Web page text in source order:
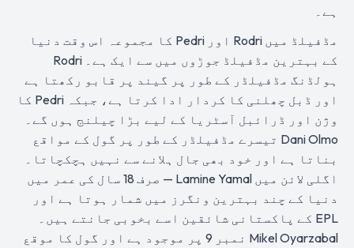
ہے۔
مڈفیلڈ میں Rodri اور Pedri کا مجموعہ اس وقت دنیا
کے بہترین مڈفیلڈ جوڑوں میں سے ایک ہے۔ Rodri
ہولڈنگ مڈفیلڈر کے طور پر گیند پر قابو رکھتا ہے
اور ڈبل چھلنی کا کردار ادا کرتا ہے، جبکہ Pedri کا
وژن اور ڈرائبل آسٹریا کے لیے بڑا چیلنج ہوں گے۔
Dani Olmo تیسرے مڈفیلڈر کے طور پر گول کے مواقع
بناتا ہے اور خود بھی جال ہلانے سے نہیں ہچکچاتا۔
اگلی لائن میں Lamine Yamal — صرف 18 سال کی عمر میں
دنیا کے چند بہترین ونگرز میں شمار ہوتا ہے اور
EPL کے پاکستانی شائقین اسے بخوبی جانتے ہیں۔
Mikel Oyarzabal نمبر 9 پر موجود ہے اور گول کا موقع